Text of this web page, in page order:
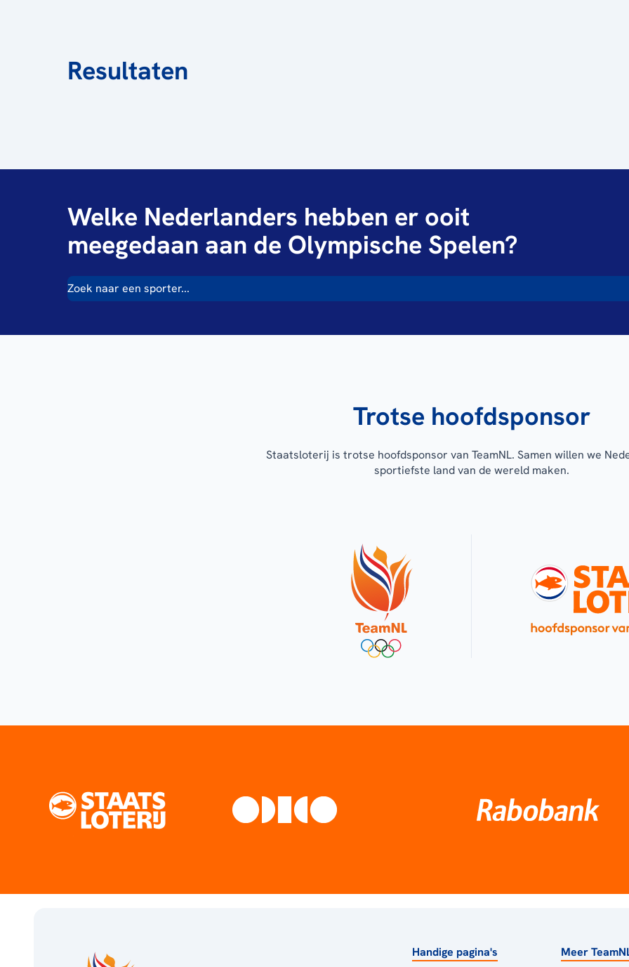
Resultaten
Welke Nederlanders hebben er ooit
meegedaan aan de Olympische Spelen?
Trotse hoofdsponsor
Staatsloterij is trotse hoofdsponsor van TeamNL. Samen willen we
sportiefste land van de wereld maken.
Handige pagina's Meer